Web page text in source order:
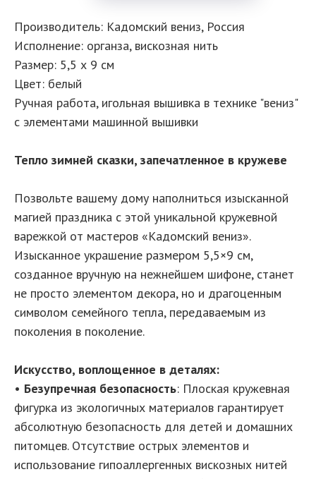
Производитель: Кадомский вениз, Россия
Исполнение: органза, вискозная нить
Размер: 5,5 х 9 см
Цвет: белый
Ручная работа, игольная вышивка в технике "вениз"
с элементами машинной вышивки
Тепло зимней сказки, запечатленное в кружеве
Позвольте вашему дому наполниться изысканной
магией праздника с этой уникальной кружевной
варежкой от мастеров «Кадомский вениз».
Изысканное украшение размером 5,5×9 см,
созданное вручную на нежнейшем шифоне, станет
не просто элементом декора, но и драгоценным
символом семейного тепла, передаваемым из
поколения в поколение.
Искусство, воплощенное в деталях:
• Безупречная безопасность: Плоская кружевная
фигурка из экологичных материалов гарантирует
абсолютную безопасность для детей и домашних
питомцев. Отсутствие острых элементов и
использование гипоаллергенных вискозных нитей